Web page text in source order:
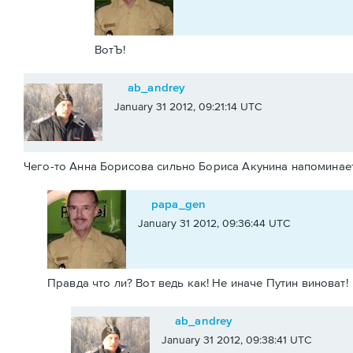
ВотЪ!
ab_andrey
January 31 2012, 09:21:14 UTC
Чего-то Анна Борисова сильно Бориса Акунина
papa_gen
January 31 2012, 09:36:44 UTC
Правда что ли? Вот ведь как! Не иначе Путин виноват!
ab_andrey
January 31 2012, 09:38:41 UTC